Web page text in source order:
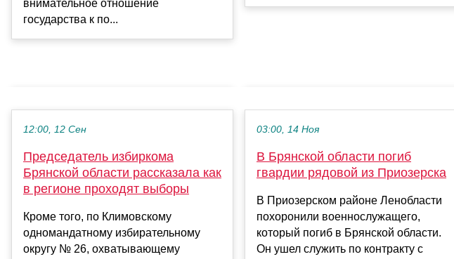
внимательное отношение
государства к по...
12:00, 12 Сен
Председатель избиркома
Брянской области рассказала как
в регионе проходят выборы
Кроме того, по Климовскому
одномандатному избирательному
округу № 26, охватывающему
03:00, 14 Ноя
В Брянской области погиб
гвардии рядовой из Приозерска
В Приозерском районе Ленобласти
похоронили военнослужащего,
который погиб в Брянской области.
Он ушел служить по контракту с